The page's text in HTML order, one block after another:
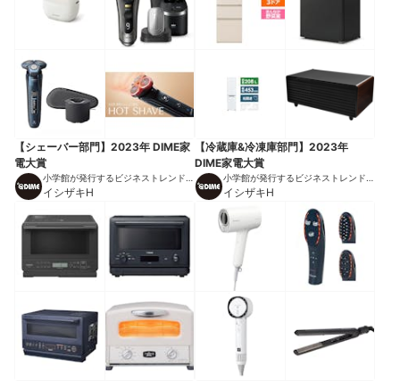
【シェーバー部門】2023年 DIME家
電大賞
小学館が発行するビジネストレンドマ
ガジン
イシザキH
【冷蔵庫&冷凍庫部門】2023年
DIME家電大賞
小学館が発行するビジネストレンドマ
ガジン
イシザキH